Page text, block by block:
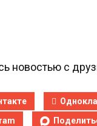
новостью с